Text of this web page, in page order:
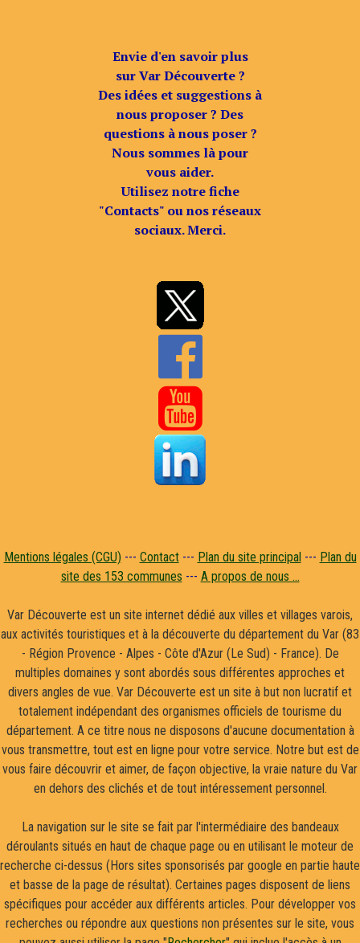
Envie d'en savoir plus
sur Var Découverte ?
Des idées et suggestions à
nous proposer ? Des
questions à nous poser ?
Nous sommes là pour
vous aider.
Utilisez notre fiche
"Contacts" ou nos réseaux
sociaux. Merci.


Mentions légales (CGU) --- Contact--- Plan du site principal--- Plan du
site des 153 communes --- A propos de nous ...
Var Découverte est un site internet dédié aux villes et villages varois,
aux activités touristiques et à la découverte du département du Var (83
- Région Provence - Alpes - Côte d'Azur (Le Sud) - France). De
multiples domaines y sont abordés sous différentes approches et
divers angles de vue. Var Découverte est un site à but non lucratif et
totalement indépendant des organismes officiels de tourisme du
département. A ce titre nous ne disposons d'aucune documentation à
vous transmettre, tout est en ligne pour votre service. Notre but est de
vous faire découvrir et aimer, de façon objective, la vraie nature du Var
en dehors des clichés et de tout intéressement personnel.
La navigation sur le site se fait par l'intermédiaire des bandeaux
déroulants situés en haut de chaque page ou en utilisant le moteur de
recherche ci-dessus (Hors sites sponsorisés par google en partie haute
et basse de la page de résultat). Certaines pages disposent de liens
spécifiques pour accéder aux différents articles. Pour développer vos
recherches ou répondre aux questions non présentes sur le site, vous